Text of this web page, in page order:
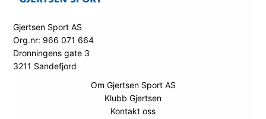
Gjertsen Sport AS
Org.nr: 966 071 664
Dronningens gate 3
3211 Sandefjord
Om Gjertsen Sport AS
Klubb Gjertsen
Kontakt oss